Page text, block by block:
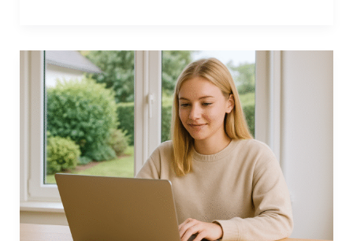
Najczęstsze
pułapki
w
umowach
chwilówek
pożyczek
online